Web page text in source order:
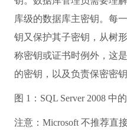
库级的数据库主密钥。每
钥又保护其子密钥，从树
称密钥或证书时例外，这
的密钥，以及负责保密密钥
图 1：SQL Server 2008 中
注意：Microsoft 不推荐直